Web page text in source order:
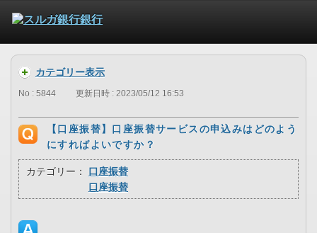
カテゴリー表示
No : 5844 更新日時 : 2023/05/12 16:53
【口座振替】口座振替サービスの申込みはどのよう
にすればよいですか？
カテゴリー：
口座振替
口座振替